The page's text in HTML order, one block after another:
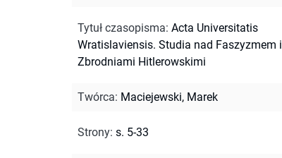
Tytuł czasopisma: Acta Universitatis
Wratislaviensis. Studia nad Faszyzmem i
Zbrodniami Hitlerowskimi
Twórca: Maciejewski, Marek
Strony: s. 5-33